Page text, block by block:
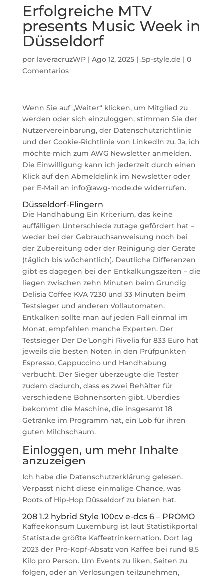
Erfolgreiche MTV
presents Music Week in
Düsseldorf
por laveracruzWP| Ago 12, 2025| .5p-style.de | 0
Comentarios
Wenn Sie auf „Weiter“ klicken, um Mitglied zu
werden oder sich einzuloggen, stimmen Sie der
Nutzervereinbarung, der Datenschutzrichtlinie
und der Cookie-Richtlinie von LinkedIn zu. Ja, ich
möchte mich zum AWG Newsletter anmelden.
Die Einwilligung kann ich jederzeit durch einen
Klick auf den Abmeldelink im Newsletter oder
per E-Mail an info@awg-mode.de widerrufen.
Düsseldorf-Flingern
Die Handhabung Ein Kriterium, das keine
auffälligen Unterschiede zutage gefördert hat –
weder bei der Gebrauchsanweisung noch bei
der Zubereitung oder der Reinigung der Geräte
(täglich bis wöchentlich). Deutliche Differenzen
gibt es dagegen bei den Entkalkungszeiten – die
liegen zwischen zehn Minuten beim Grundig
Delisia Coffee KVA 7230 und 33 Minuten beim
Testsieger und anderen Vollautomaten.
Entkalken sollte man auf jeden Fall einmal im
Monat, empfehlen manche Experten. Der
Testsieger Der De’Longhi Rivelia für 833 Euro hat
jeweils die besten Noten in den Prüfpunkten
Espresso, Cappuccino und Handhabung
verbucht. Der Sieger überzeugte die Tester
zudem dadurch, dass es zwei Behälter für
verschiedene Bohnensorten gibt. Überdies
bekommt die Maschine, die insgesamt 18
Getränke im Programm hat, ein Lob für ihren
guten Milchschaum.
Einloggen, um mehr Inhalte
anzuzeigen
Ich habe die Datenschutzerklärung gelesen.
Verpasst nicht diese einmalige Chance, was
Roots of Hip-Hop Düsseldorf zu bieten hat.
208 1.2 hybrid Style 100cv e-dcs 6 – PROMO
Kaffeekonsum Luxemburg ist laut Statistikportal
Statista.de größte Kaffeetrinkernation. Dort lag
2023 der Pro-Kopf-Absatz von Kaffee bei rund 8,5
Kilo pro Person. Um Events zu liken, Seiten zu
folgen, oder an Verlosungen teilzunehmen,